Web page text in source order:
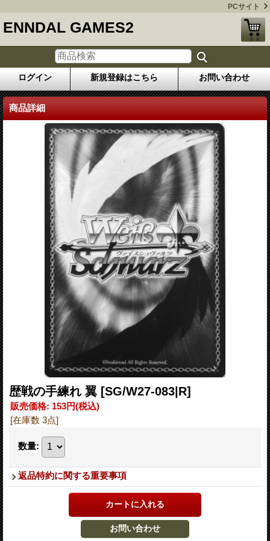
PCサイト
ENNDAL GAMES2
ログイン 新規登録はこちら お問い合わせ
商品詳細
歴戦の手練れ 翼 [SG/W27-083|R]
販売価格: 153円(税込)
[在庫数 3点]
数量:
返品特約に関する重要事項